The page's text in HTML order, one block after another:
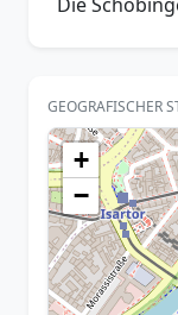
GEOGRAFISCHER
+
−